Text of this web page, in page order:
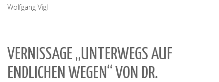
Wolfgang Vigl
VERNISSAGE „UNTERWEGS AUF
ENDLICHEN WEGEN“ VON DR.